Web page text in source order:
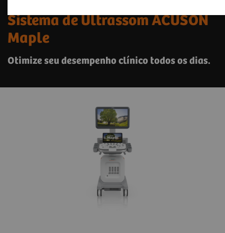
Sistema de Ultrassom ACUSON
Maple
Otimize seu desempenho clínico todos os dias.